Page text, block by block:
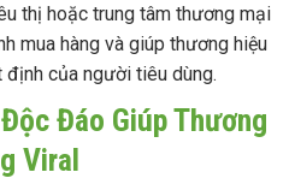
thị hoặc trung tâm thương mại
mua hàng và giúp thương hiệu
của người tiêu dùng.
Đáo Giúp Thương
Viral